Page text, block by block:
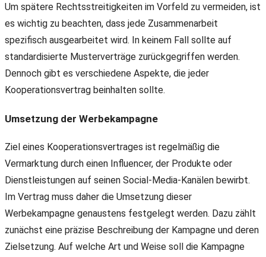
Um spätere Rechtsstreitigkeiten im Vorfeld zu vermeiden, ist
es wichtig zu beachten, dass jede Zusammenarbeit
spezifisch ausgearbeitet wird. In keinem Fall sollte auf
standardisierte Musterverträge zurückgegriffen werden.
Dennoch gibt es verschiedene Aspekte, die jeder
Kooperationsvertrag beinhalten sollte.
Umsetzung der Werbekampagne
Ziel eines Kooperationsvertrages ist regelmäßig die
Vermarktung durch einen Influencer, der Produkte oder
Dienstleistungen auf seinen Social-Media-Kanälen bewirbt.
Im Vertrag muss daher die Umsetzung dieser
Werbekampagne genaustens festgelegt werden. Dazu zählt
zunächst eine präzise Beschreibung der Kampagne und deren
Zielsetzung. Auf welche Art und Weise soll die Kampagne